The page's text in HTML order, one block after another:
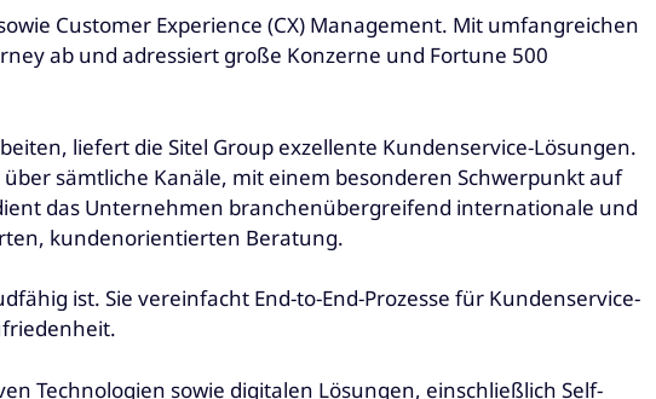
Customer Experience (CX) Management. Mit umfangreichen
ab und adressiert große Konzerne und Fortune 500
liefert die Sitel Group exzellente Kundenservice-Lösungen.
sämtliche Kanäle, mit einem besonderen Schwerpunkt auf
das Unternehmen branchenübergreifend internationale und
kundenorientierten Beratung.
ist. Sie vereinfacht End-to-End-Prozesse für Kundenservice-
Technologien sowie digitalen Lösungen, einschließlich Self-